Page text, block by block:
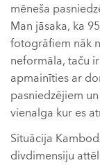
mēneša
Man jāsaka, ka
fotogrāfiem nāk
neformāla, taču
apmainīties ar
pasniedzējiem
vienalga kur es
Situācija
divdimensiju